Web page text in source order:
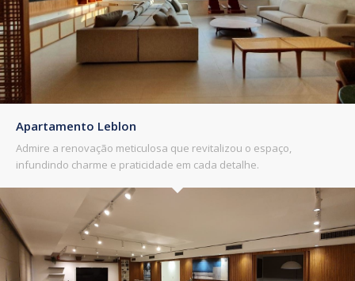
Apartamento Leblon
Admire a renovação meticulosa que revitalizou o espaço,
infundindo charme e praticidade em cada detalhe.